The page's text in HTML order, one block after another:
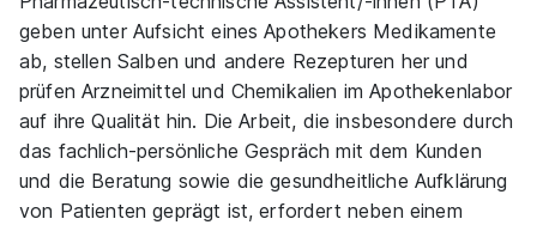
geben unter Aufsicht eines Apothekers Medikamente
ab, stellen Salben und andere Rezepturen her und
prüfen Arzneimittel und Chemikalien im Apothekenlabor
auf ihre Qualität hin. Die Arbeit, die insbesondere durch
das fachlich-persönliche Gespräch mit dem Kunden
und die Beratung sowie die gesundheitliche Aufklärung
von Patienten geprägt ist, erfordert neben einem